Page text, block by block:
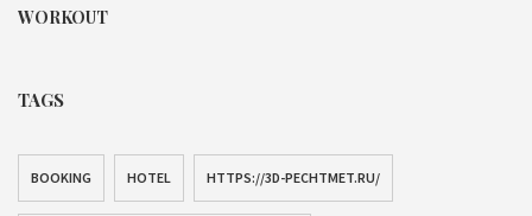
WORKOUT
TAGS
BOOKING HOTEL HTTPS://3D-PECHTMET.RU/